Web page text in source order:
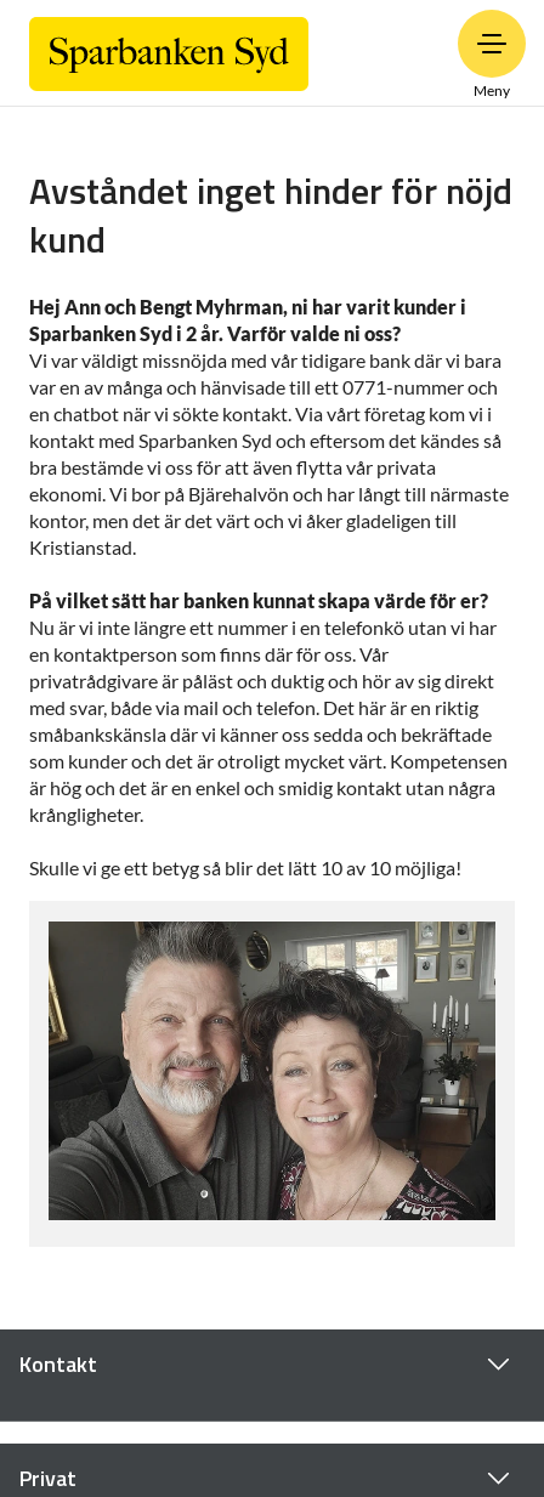
Meny
Avståndet inget hinder för nöjd
kund
Hej Ann och Bengt Myhrman, ni har varit kunder i
Sparbanken Syd i 2 år. Varför valde ni oss?
Vi var väldigt missnöjda med vår tidigare bank där vi bara
var en av många och hänvisade till ett 0771-nummer och
en chatbot när vi sökte kontakt. Via vårt företag kom vi i
kontakt med Sparbanken Syd och eftersom det kändes så
bra bestämde vi oss för att även flytta vår privata
ekonomi. Vi bor på Bjärehalvön och har långt till närmaste
kontor, men det är det värt och vi åker gladeligen till
Kristianstad.
På vilket sätt har banken kunnat skapa värde för er?
Nu är vi inte längre ett nummer i en telefonkö utan vi har
en kontaktperson som finns där för oss. Vår
privatrådgivare är påläst och duktig och hör av sig direkt
med svar, både via mail och telefon. Det här är en riktig
småbankskänsla där vi känner oss sedda och bekräftade
som kunder och det är otroligt mycket värt. Kompetensen
är hög och det är en enkel och smidig kontakt utan några
krångligheter.
Skulle vi ge ett betyg så blir det lätt 10 av 10 möjliga!
Kontakt
Privat